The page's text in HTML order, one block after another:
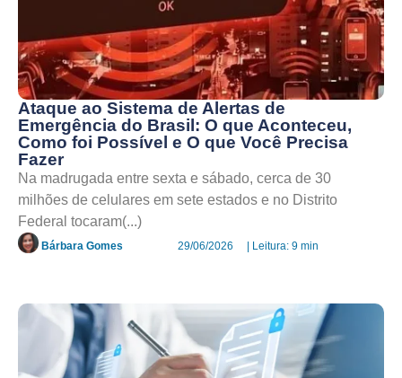
Ataque ao Sistema de Alertas de
Emergência do Brasil: O que Aconteceu,
Como foi Possível e O que Você Precisa
Fazer
Na madrugada entre sexta e sábado, cerca de 30
milhões de celulares em sete estados e no Distrito
Federal tocaram(...)
Bárbara Gomes 29/06/2026 | Leitura: 9 min